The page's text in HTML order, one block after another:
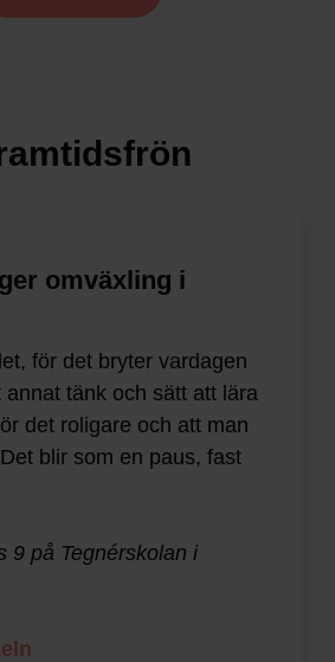
omväxling i
för det bryter vardagen
annat tänk och sätt att lära
det roligare och att man
blir som en paus, fast
9 på Tegnérskolan i